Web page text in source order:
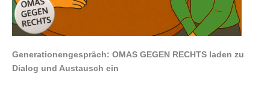
Generationengespräch: OMAS GEGEN RECHTS laden zu
Dialog und Austausch ein